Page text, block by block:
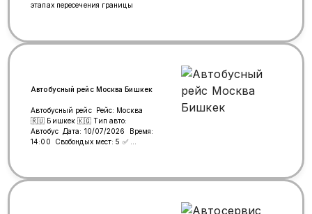
этапах пересечения границы
Автобусный рейс Москва Бишкек
Автобусный рейс Рейс: Москва
🇷🇺 Бишкек 🇰🇬 Тип авто:
Автобус Дата: 10/07/2026 Время:
14:00 Свобондых мест: 5 ✅
учун ⬇️ Байланыш: WhatsApp 996